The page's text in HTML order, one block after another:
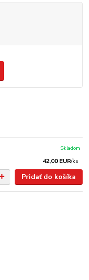
42,00 EUR/ks
Skladom
Pridať do košíka